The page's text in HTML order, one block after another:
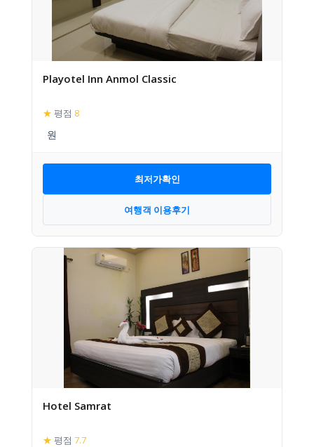
Playotel Inn Anmol Classic
★ 평점 8
최저가확인
여행객 이용후기
Hotel Samrat
★ 평점 7.7